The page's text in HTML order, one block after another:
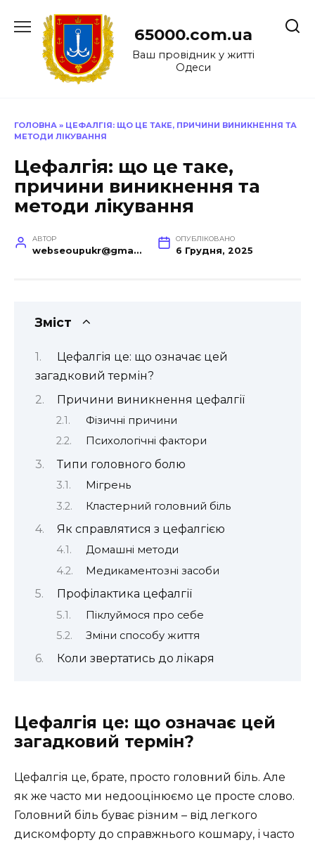
до
65000.com.ua
Ваш провідник у житті
Одеси
ГОЛОВНА » ЦЕФАЛГІЯ: ЩО ЦЕ ТАКЕ, ПРИЧИНИ ВИНИКНЕННЯ ТА
МЕТОДИ ЛІКУВАННЯ
Цефалгія: що це таке,
причини виникнення та
методи лікування
АВТОР
webseoupukr@gmail.com
ОПУБЛІКОВАНО
6 Грудня, 2025
Зміст
Цефалгія це: що означає цей
загадковий термін?
Причини виникнення цефалгії
Фізичні причини
Психологічні фактори
Типи головного болю
Мігрень
Кластерний головний біль
Як справлятися з цефалгією
Домашні методи
Медикаментозні засоби
Профілактика цефалгії
Піклуймося про себе
Зміни способу життя
Коли звертатись до лікаря
Цефалгія це: що означає цей
загадковий термін?
Цефалгія це, брате, просто головний біль. Але
як же часто ми недооцінюємо це просте слово.
Головний біль буває різним – від легкого
дискомфорту до справжнього кошмару, і часто